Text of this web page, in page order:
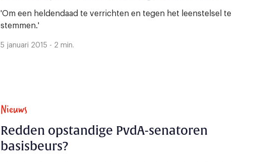
'Om een heldendaad te verrichten en tegen het leenstelsel te
stemmen.'
5 januari 2015 - 2 min.
Nieuws
Redden opstandige PvdA-senatoren
basisbeurs?